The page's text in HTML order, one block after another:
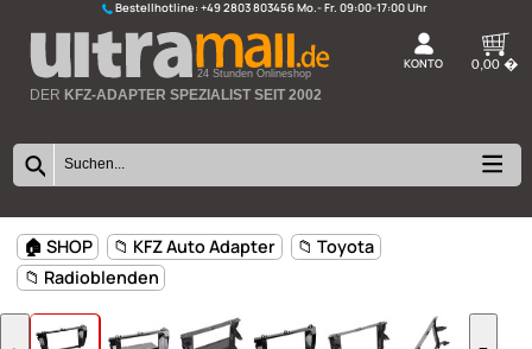
Bestellhotline:+49 2803 803456
24 Stunden Onlineshop
🏠 SHOP 📁 KFZ Auto Adapter
📁 Radioblenden
-56,4%